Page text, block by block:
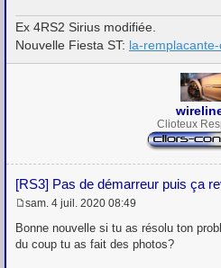
Ex 4RS2 Sirius modifiée.
Nouvelle Fiesta ST: la-
Clioteux
[RS3] Pas de démarreur puis ça
e
s
sam. 4 juil. 2020 08:49
Bonne nouvelle si tu as résolu ton
du coup tu as fait des photos?